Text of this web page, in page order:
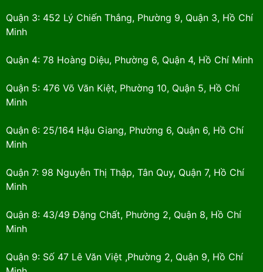
Quận 3: 452 Lý Chiến Thắng, Phường 9, Quận 3, Hồ Chí
Minh
Quận 4: 78 Hoàng Diệu, Phường 6, Quận 4, Hồ Chí Minh
Quận 5: 476 Võ Văn Kiệt, Phường 10, Quận 5, Hồ Chí
Minh
Quận 6: 25/164 Hậu Giang, Phường 6, Quận 6, Hồ Chí
Minh
Quận 7: 98 Nguyễn Thị Thập, Tân Quy, Quận 7, Hồ Chí
Minh
Quận 8: 43/49 Đặng Chất, Phường 2, Quận 8, Hồ Chí
Minh
Quận 9: Số 47 Lê Văn Việt ,Phường 2, Quận 9, Hồ Chí